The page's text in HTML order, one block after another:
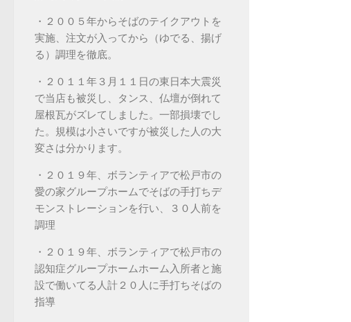
・２００５年からそばのテイクアウトを
実施、注文が入ってから（ゆでる、揚げ
る）調理を徹底。
・２０１１年３月１１日の東日本大震災
で当店も被災し、タンス、仏壇が倒れて
屋根瓦がズレてしました。一部損壊でし
た。規模は小さいですが被災した人の大
変さは分かります。
・２０１９年、ボランティアで松戸市の
愛の家グループホームでそばの手打ちデ
モンストレーションを行い、３０人前を
調理
・２０１９年、ボランティアで松戸市の
認知症グループホームホーム入所者と施
設で働いてる人計２０人に手打ちそばの
指導